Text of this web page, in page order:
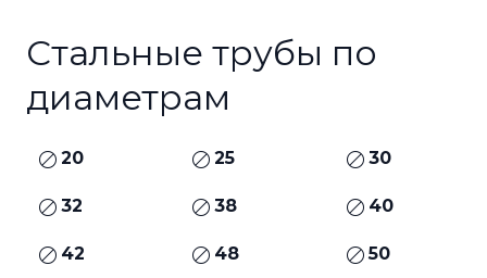
Стальные трубы по
диаметрам
20 25 30
32 38 40
42 48 50